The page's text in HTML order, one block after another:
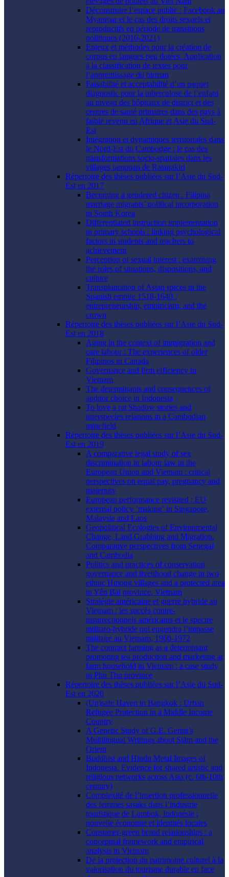
Déconstruire l’espace public : Facebook au
Myanmar et le cas des droits sexuels et
reproductifs en période de transitions
politiques (2016-2021)
Enjeux et méthodes pour la création de
corpus en langues peu dotées. Application
à la classification de textes pour
l’apprentissage du birman
Faisabilité et acceptabilité d’un paquet
diagnostic pour la tuberculose de l’enfant
au niveau des hôpitaux de district et des
centres de santé primaires dans des pays à
faible revenu en Afrique et Asie du Sud-
Est
Intégration et dynamiques territoriales dans
le Nord-Est du Cambodge : le cas des
transformations socio-spatiales dans les
villages tampuan de Ratanakiri
Répertoire des thèses publiées sur l’Asie du Sud-
Est en 2017
Becoming a gendered citizen : Filipina
marriage migrants’ political incorporation
in South Korea
Differentiated instruction implementation
in primary schools : linking psychological
factors in students and teachers to
achievement
Perception of sexual interest : examining
the roles of situations, dispositions, and
culture
Transplantation of Asian spices in the
Spanish empire 1518-1640 :
entrepreneurship, empiricism, and the
crown
Répertoire des thèses publiées sur l’Asie du Sud-
Est en 2018
Aging in the context of immigration and
care labour : The experiences of older
Filipinos in Canada
Governance and firm efficiency in
Vietnam
The determinants and consequences of
auditor choice in Indonesia
To love a rat Shadow stories and
interspecies relations in a Cambodian
minefield
Répertoire des thèses publiées sur l’Asie du Sud-
Est en 2019
A comparative legal study of sex
discrimination in labour law in the
European Union and Vietnam : critical
perspectives on equal pay, pregnancy and
maternity
European performance revisited : EU
external policy ‘making’ in Singapore,
Malaysia and Laos
Geopolitical Ecologies of Environmental
Change, Land Grabbing and Migration.
Comparative perspectives from Senegal
and Cambodia
Politics and practices of conservation
governance and livelihood change in two
ethnic Hmong villages and a protected area
in Yên Bái province, Vietnam
Stratégie américaine et guerre hybride au
Vietnam : les succès contre-
insurrectionnels américains et le spectre
militaro-hybride qui engendra l’impasse
militaire au Vietnam, 1960-1972
The contract farming as a determinant
promoting tea production and marketing at
farm household in Vietnam : a case study
in Phu Tho province
Répertoire des thèses publiées sur l’Asie du Sud-
Est en 2020
(Un)safe Haven in Bangkok : Urban
Refugee Protection in a Middle Income
Country
A Genetic Study of G.E. Gerini’s
Multilingual Writings about Siām and the
Orient
Buddhist and Hindu Metal Images of
Indonesia. Evidence for shared artistic and
religious networks across Asia (c. 6th-10th
century)
Complexité de l’insertion professionnelle
des femmes sasaks dans l’industrie
touristique de Lombok, Indonésie :
nouvelle économie et identités locales
Consumer-green brand relationships : a
conceptual framework and empirical
analysis in Vietnam
De la protection du patrimoine culturel à la
valorisation du tourisme durable en face